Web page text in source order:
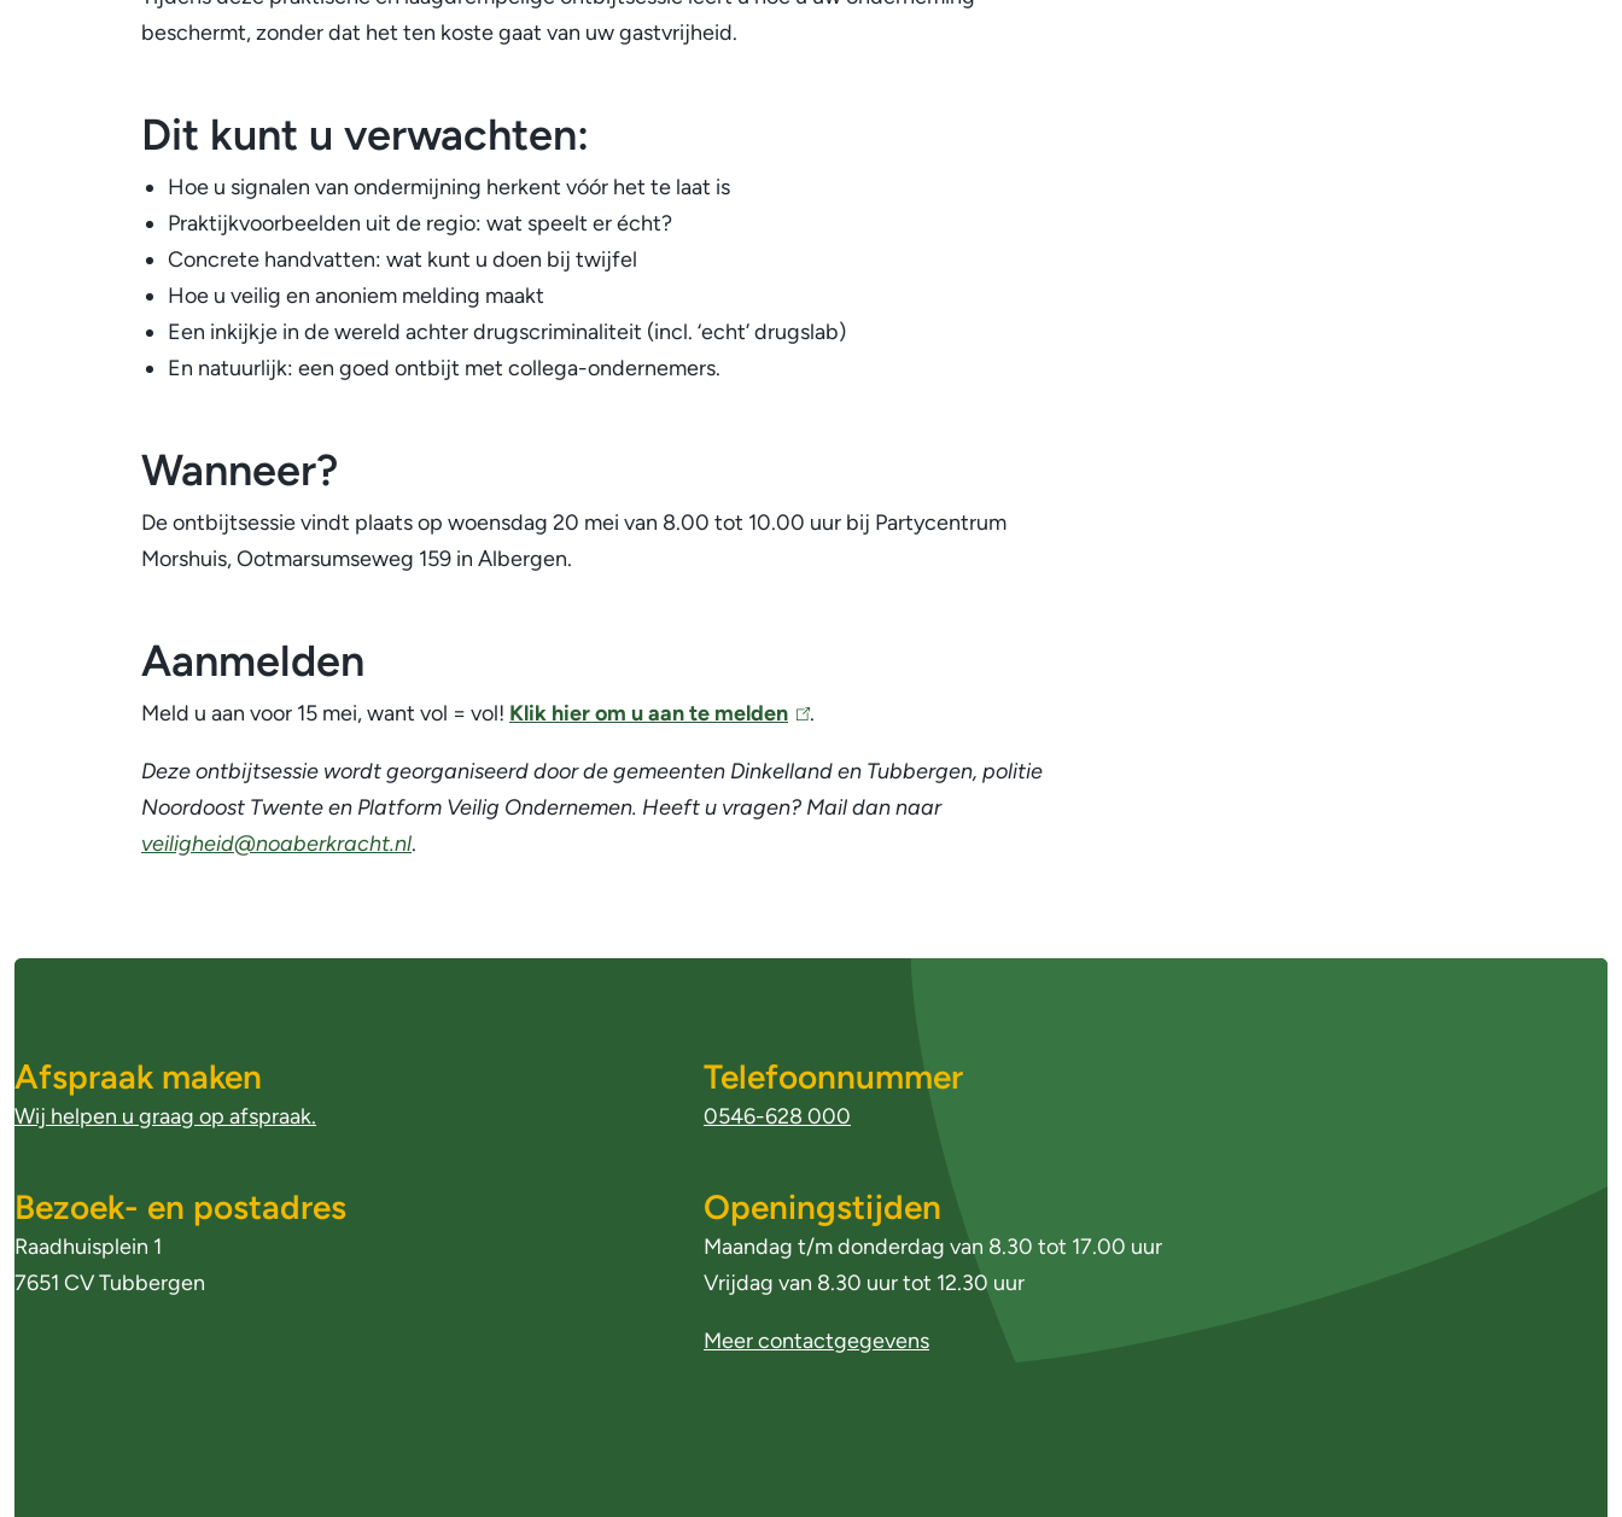
beschermt, zonder dat het ten koste gaat van uw gastvrijheid.
Dit kunt u verwachten:
Hoe u signalen van ondermijning herkent vóór het te laat is
Praktijkvoorbeelden uit de regio: wat speelt er écht?
Concrete handvatten: wat kunt u doen bij twijfel
Hoe u veilig en anoniem melding maakt
Een inkijkje in de wereld achter drugscriminaliteit (incl. ‘echt’ drugslab)
En natuurlijk: een goed ontbijt met collega-ondernemers.
Wanneer?
De ontbijtsessie vindt plaats op woensdag 20 mei van 8.00 tot 10.00 uur bij Partycentrum
Morshuis, Ootmarsumseweg 159 in Albergen.
Aanmelden
Meld u aan voor 15 mei, want vol = vol! Klik hier om u aan te melden
i
n
e
e
r
.
Deze ontbijtsessie wordt georganiseerd door de gemeenten Dinkelland en Tubbergen, politie
Noordoost Twente en Platform Veilig Ondernemen. Heeft u vragen? Mail dan naar
veiligheid@noaberkracht.nl.
g
m
e
Afspraak maken
Wij helpen u graag op afspraak.
Bezoek- en postadres
Raadhuisplein 1
7651 CV Tubbergen
Telefoonnummer
0546-628 000
Openingstijden
Maandag t/m donderdag van 8.30 tot 17.00 uur
Vrijdag van 8.30 uur tot 12.30 uur
Meer contactgegevens